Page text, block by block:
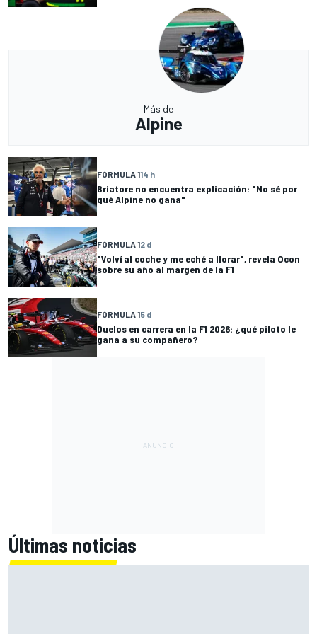
Más de
Alpine
FÓRMULA 114 h
Briatore no encuentra explicación: "No sé por
qué Alpine no gana"
FÓRMULA 12 d
"Volví al coche y me eché a llorar", revela Ocon
sobre su año al margen de la F1
FÓRMULA 15 d
Duelos en carrera en la F1 2026: ¿qué piloto le
gana a su compañero?
Últimas noticias